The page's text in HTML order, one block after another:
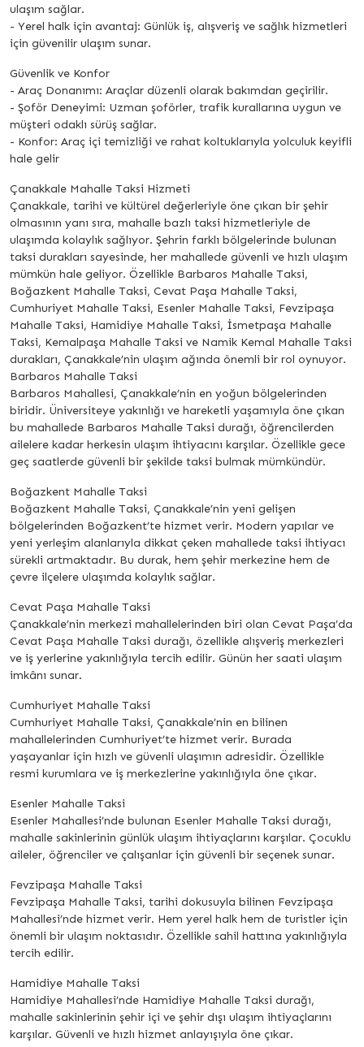
ulaşım sağlar.
- Yerel halk için avantaj: Günlük iş, alışveriş ve sağlık hizmetleri
için güvenilir ulaşım sunar.
Güvenlik ve Konfor
- Araç Donanımı: Araçlar düzenli olarak bakımdan geçirilir.
- Şoför Deneyimi: Uzman şoförler, trafik kurallarına uygun ve
müşteri odaklı sürüş sağlar.
- Konfor: Araç içi temizliği ve rahat koltuklarıyla yolculuk keyifli
hale gelir
Çanakkale Mahalle Taksi Hizmeti
Çanakkale, tarihi ve kültürel değerleriyle öne çıkan bir şehir
olmasının yanı sıra, mahalle bazlı taksi hizmetleriyle de
ulaşımda kolaylık sağlıyor. Şehrin farklı bölgelerinde bulunan
taksi durakları sayesinde, her mahallede güvenli ve hızlı ulaşım
mümkün hale geliyor. Özellikle Barbaros Mahalle Taksi,
Boğazkent Mahalle Taksi, Cevat Paşa Mahalle Taksi,
Cumhuriyet Mahalle Taksi, Esenler Mahalle Taksi, Fevzipaşa
Mahalle Taksi, Hamidiye Mahalle Taksi, İsmetpaşa Mahalle
Taksi, Kemalpaşa Mahalle Taksi ve Namik Kemal Mahalle Taksi
durakları, Çanakkale’nin ulaşım ağında önemli bir rol oynuyor.
Barbaros Mahalle Taksi
Barbaros Mahallesi, Çanakkale’nin en yoğun bölgelerinden
biridir. Üniversiteye yakınlığı ve hareketli yaşamıyla öne çıkan
bu mahallede Barbaros Mahalle Taksi durağı, öğrencilerden
ailelere kadar herkesin ulaşım ihtiyacını karşılar. Özellikle gece
geç saatlerde güvenli bir şekilde taksi bulmak mümkündür.
Boğazkent Mahalle Taksi
Boğazkent Mahalle Taksi, Çanakkale’nin yeni gelişen
bölgelerinden Boğazkent’te hizmet verir. Modern yapılar ve
yeni yerleşim alanlarıyla dikkat çeken mahallede taksi ihtiyacı
sürekli artmaktadır. Bu durak, hem şehir merkezine hem de
çevre ilçelere ulaşımda kolaylık sağlar.
Cevat Paşa Mahalle Taksi
Çanakkale’nin merkezi mahallelerinden biri olan Cevat Paşa’da
Cevat Paşa Mahalle Taksi durağı, özellikle alışveriş merkezleri
ve iş yerlerine yakınlığıyla tercih edilir. Günün her saati ulaşım
imkânı sunar.
Cumhuriyet Mahalle Taksi
Cumhuriyet Mahalle Taksi, Çanakkale’nin en bilinen
mahallelerinden Cumhuriyet’te hizmet verir. Burada
yaşayanlar için hızlı ve güvenli ulaşımın adresidir. Özellikle
resmi kurumlara ve iş merkezlerine yakınlığıyla öne çıkar.
Esenler Mahalle Taksi
Esenler Mahallesi’nde bulunan Esenler Mahalle Taksi durağı,
mahalle sakinlerinin günlük ulaşım ihtiyaçlarını karşılar. Çocuklu
aileler, öğrenciler ve çalışanlar için güvenli bir seçenek sunar.
Fevzipaşa Mahalle Taksi
Fevzipaşa Mahalle Taksi, tarihi dokusuyla bilinen Fevzipaşa
Mahallesi’nde hizmet verir. Hem yerel halk hem de turistler için
önemli bir ulaşım noktasıdır. Özellikle sahil hattına yakınlığıyla
tercih edilir.
Hamidiye Mahalle Taksi
Hamidiye Mahallesi’nde Hamidiye Mahalle Taksi durağı,
mahalle sakinlerinin şehir içi ve şehir dışı ulaşım ihtiyaçlarını
karşılar. Güvenli ve hızlı hizmet anlayışıyla öne çıkar.